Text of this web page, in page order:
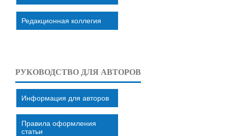
Редакционная коллегия
РУКОВОДСТВО ДЛЯ АВТОРОВ
Информация для авторов
Правила оформления
статьи